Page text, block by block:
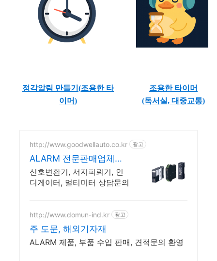
정각알림 만들기(조용한 타
이머)
조용한 타이머
(독서실, 대중교통)
http://www.goodwellauto.co.kr 광고
ALARM 전문판매업체
(주)굳웰
신호변환기, 서지피뢰기, 인
디게이터, 멀티미터 상담문의
http://www.domun-ind.kr 광고
주 도문, 해외기자재
ALARM 제품, 부품 수입 판매, 견적문의 환영